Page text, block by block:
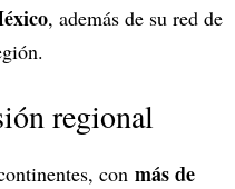
, además de su red de
regional
con más de